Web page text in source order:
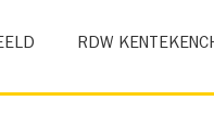
RDW